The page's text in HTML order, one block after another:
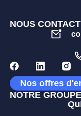
NOUS
Nos offres
NOTRE GROUPE